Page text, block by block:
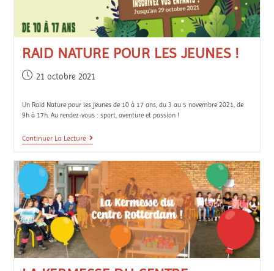
RAID NATURE POUR LES JEUNES !
21 octobre 2021
Un Raid Nature pour les jeunes de 10 à 17 ans, du 3 au 5 novembre 2021, de
9h à 17h. Au rendez-vous : sport, aventure et passion !
Continuer La Lecture